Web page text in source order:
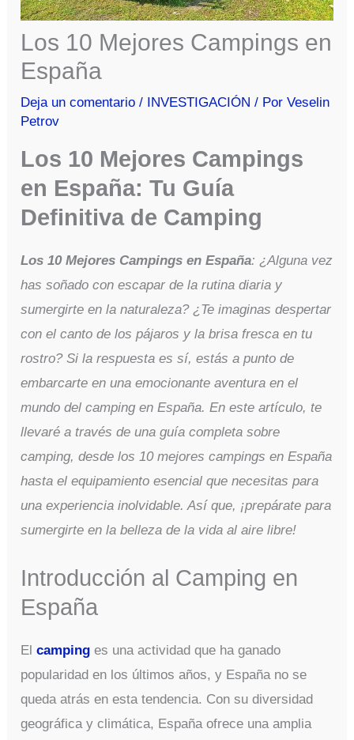
Los 10 Mejores Campings en
España
Deja un comentario / INVESTIGACIÓN / PorVeselin
Petrov
Los 10 Mejores Campings
en España: Tu Guía
Definitiva de Camping
Los 10 Mejores Campings en España: ¿Alguna vez
has soñado con escapar de la rutina diaria y
sumergirte en la naturaleza? ¿Te imaginas despertar
con el canto de los pájaros y la brisa fresca en tu
rostro? Si la respuesta es sí, estás a punto de
embarcarte en una emocionante aventura en el
mundo del camping en España. En este artículo, te
llevaré a través de una guía completa sobre
camping, desde los 10 mejores campings en España
hasta el equipamiento esencial que necesitas para
una experiencia inolvidable. Así que, ¡prepárate para
sumergirte en la belleza de la vida al aire libre!
Introducción al Camping en
España
Elcamping es una actividad que ha ganado
popularidad en los últimos años, y España no se
queda atrás en esta tendencia. Con su diversidad
geográfica y climática, España ofrece una amplia